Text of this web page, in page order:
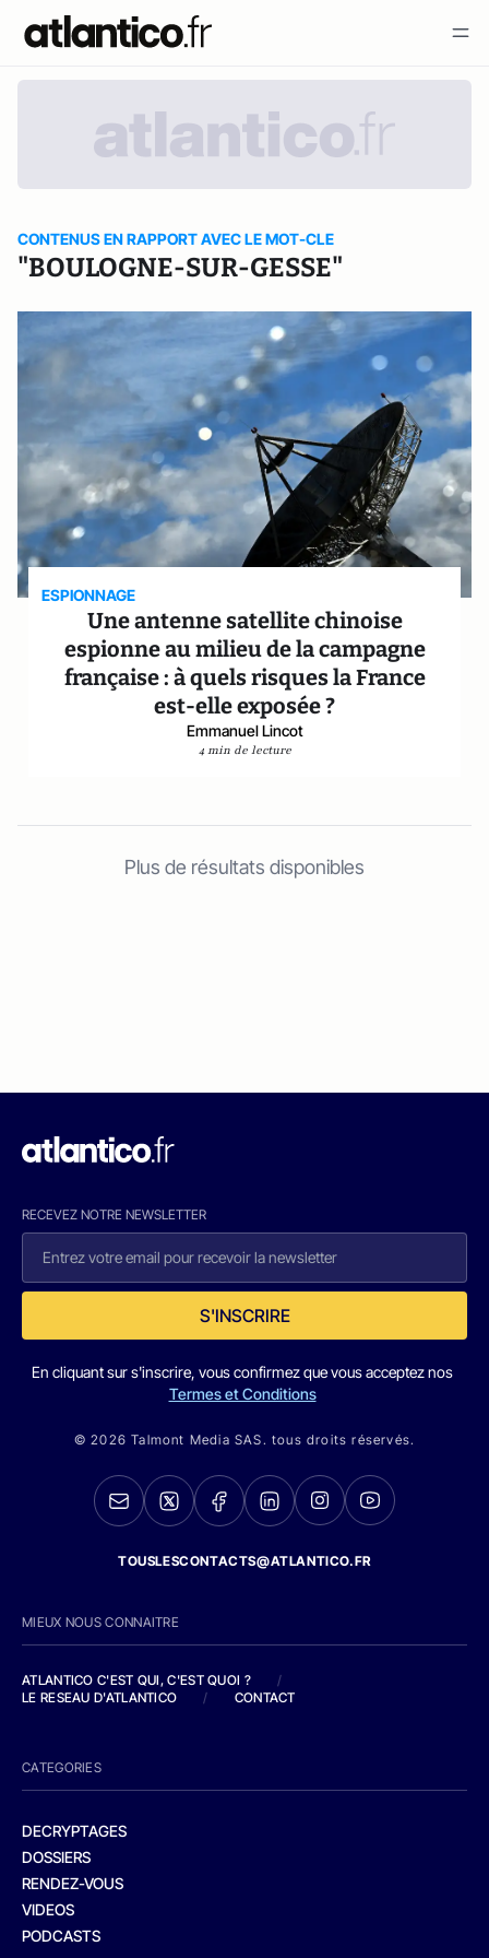
CONTENUS EN RAPPORT AVEC LE MOT-CLE
"BOULOGNE-SUR-GESSE"
ESPIONNAGE
Une antenne satellite chinoise
espionne au milieu de la campagne
française : à quels risques la France
est-elle exposée ?
Emmanuel Lincot
4 min de lecture
Plus de résultats disponibles
RECEVEZ NOTRE NEWSLETTER
S'INSCRIRE
En cliquant sur s'inscrire, vous confirmez que vous acceptez nos
Termes et Conditions
© 2026 Talmont Media SAS. tous droits réservés.
TOUSLESCONTACTS@ATLANTICO.FR
MIEUX NOUS CONNAITRE
ATLANTICO C'EST QUI, C'EST QUOI ?
/
LE RESEAU D'ATLANTICO
/ CONTACT
CATEGORIES
DECRYPTAGES
DOSSIERS
RENDEZ-VOUS
VIDEOS
PODCASTS